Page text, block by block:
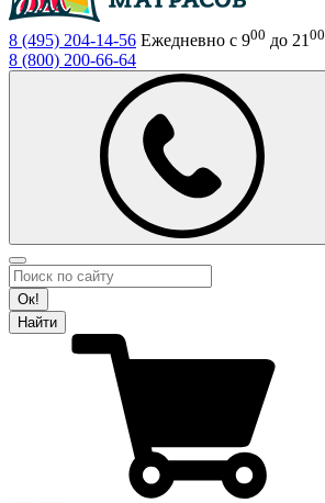
8 (495) 204-14-56 Ежедневно с 900 до 21 00
8 (800) 200-66-64
Ок!
Найти